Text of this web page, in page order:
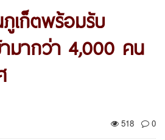
เก็ตพร้อมรับ
ามากว่า 4,000 คน
518
0